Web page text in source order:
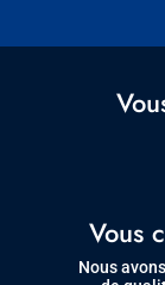
Vous
Nous